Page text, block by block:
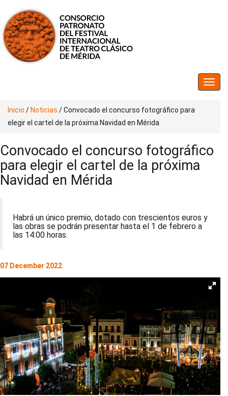
Inicio / Noticias /Convocado el concurso fotográfico para
elegir el cartel de la próxima Navidad en Mérida
Convocado el concurso fotográfico
para elegir el cartel de la próxima
Navidad en Mérida
Habrá un único premio, dotado con trescientos euros y
las obras se podrán presentar hasta el 1 de febrero a
las 14:00 horas.
07 December 2022